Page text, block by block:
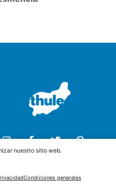
nuestro sitio web.
Condiciones generales